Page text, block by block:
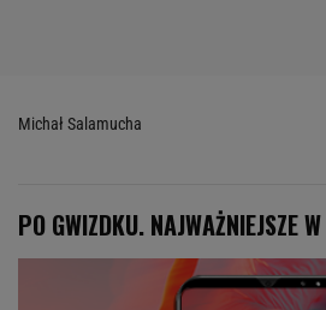
Michał Salamucha